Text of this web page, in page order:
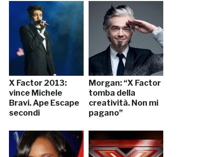
X Factor 2013:
vince Michele
Bravi. Ape Escape
secondi
Morgan: “X Factor
tomba della
creatività. Non mi
pagano”